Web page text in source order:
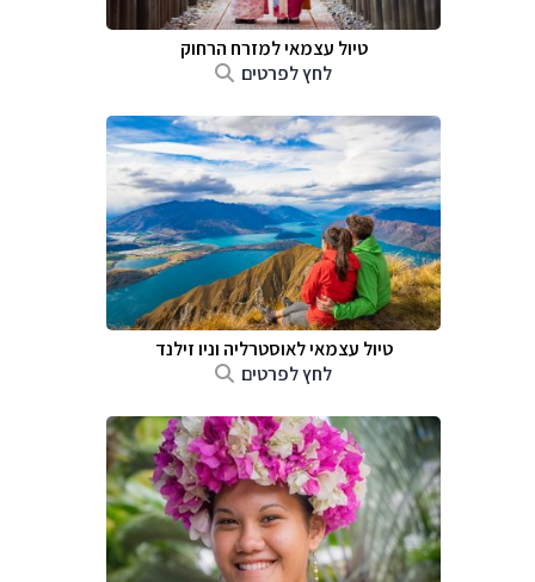
טיול עצמאי למזרח הרחוק
לחץ לפרטים
טיול עצמאי לאוסטרליה וניו זילנד
לחץ לפרטים